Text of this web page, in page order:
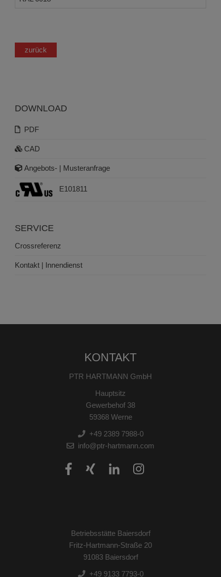
zurück
DOWNLOAD
PDF
CAD
Angebots- | Musteranfrage
E101811
SERVICE
Crossreferenz
Kontakt | Innendienst
KONTAKT
PTR HARTMANN GmbH
Hauptsitz
Gewerbehof 38
59368 Werne
+49 2389 7988-0
info@ptr-hartmann.com
Betriebsstätte Baiersdorf
Fritz-Hartmann-Straße 20
91083 Baiersdorf
+49 9133 7793-0